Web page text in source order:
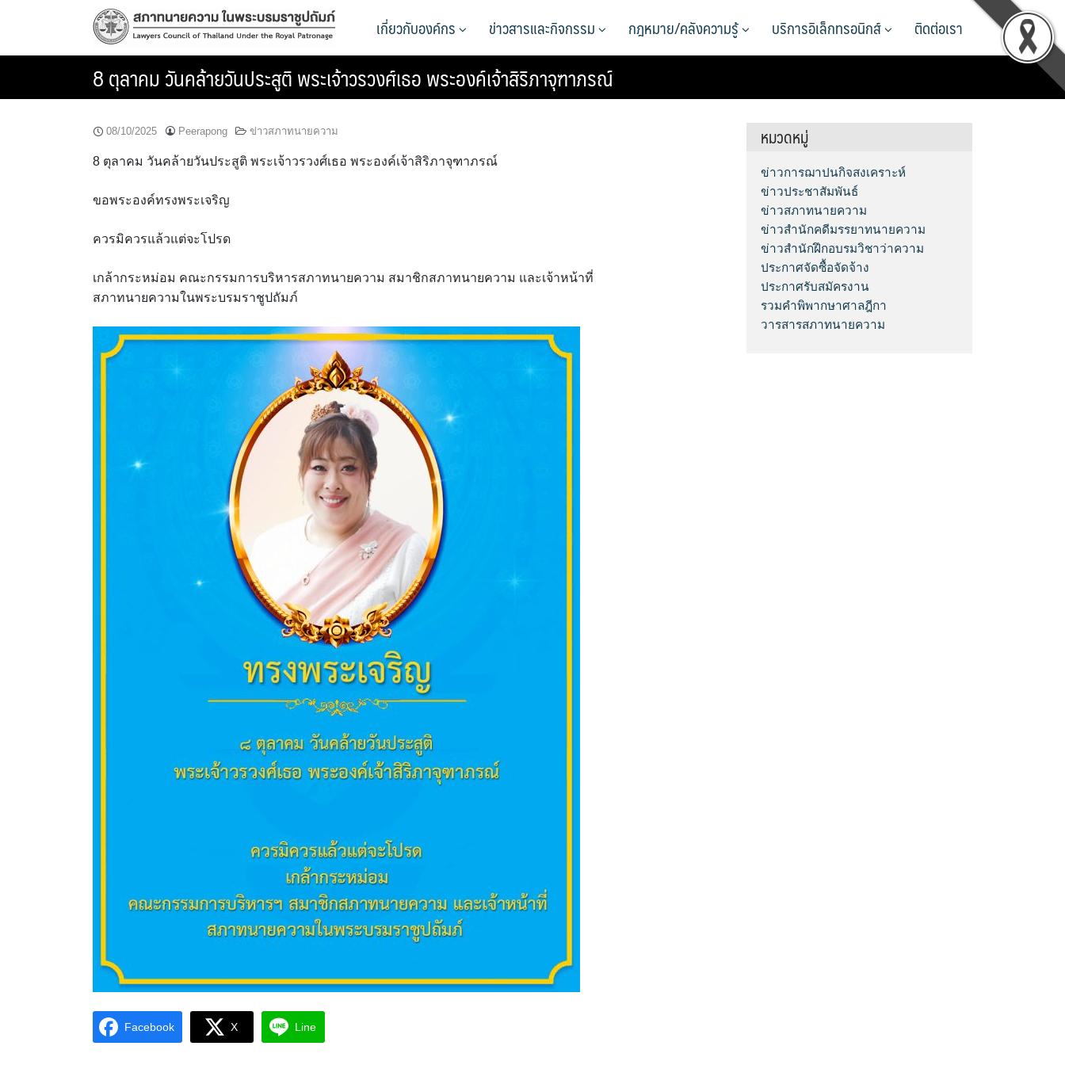
เกี่ยวกับองค์กร ข่าวสารและกิจกรรม กฎหมาย/คลังความรู้ บริการอิเล็กทรอนิกส์ ติดต่อเรา
8 ตุลาคม วันคล้ายวันประสูติ พระเจ้าวรวงศ์เธอ พระองค์เจ้าสิริภาจุฑาภรณ์
08/10/2025 Peerapong ข่าวสภาทนายความ
8 ตุลาคม วันคล้ายวันประสูติ พระเจ้าวรวงศ์เธอ พระองค์เจ้าสิริภาจุฑาภรณ์
ขอพระองค์ทรงพระเจริญ
ควรมิควรแล้วแต่จะโปรด
เกล้ากระหม่อม คณะกรรมการบริหารสภาทนายความ สมาชิกสภาทนายความ และเจ้าหน้าที่
สภาทนายความในพระบรมราชูปถัมภ์
Facebook X Line
หมวดหมู่
ข่าวการฌาปนกิจสงเคราะห์
ข่าวประชาสัมพันธ์
ข่าวสภาทนายความ
ข่าวสำนักคดีมรรยาทนายความ
ข่าวสำนักฝึกอบรมวิชาว่าความ
ประกาศจัดซื้อจัดจ้าง
ประกาศรับสมัครงาน
รวมคำพิพากษาศาลฎีกา
วารสารสภาทนายความ